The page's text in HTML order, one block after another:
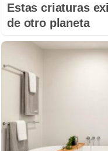
Estas criaturas
de otro planeta